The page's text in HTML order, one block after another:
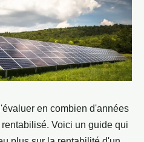
en combien d'années
Voici un guide qui